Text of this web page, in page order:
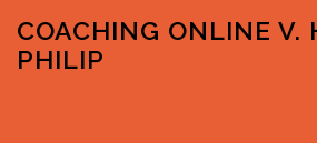
indhold
COACHING ONLINE V.
PHILIP